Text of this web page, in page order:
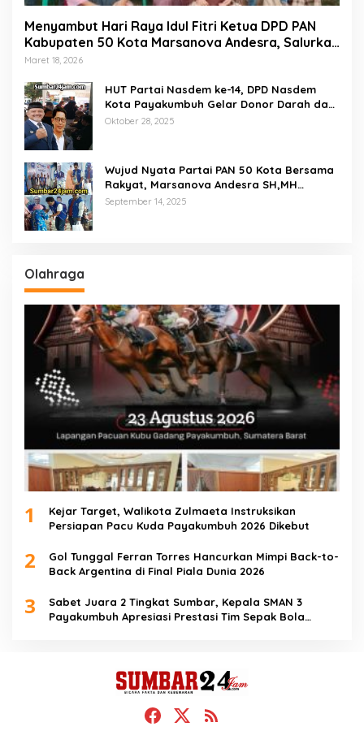
Menyambut Hari Raya Idul Fitri Ketua DPD PAN
Kabupaten 50 Kota Marsanova Andesra, Salurkan
Empat Ton Bantuan Beras Untuk Masyarakat
Maret 18, 2026
HUT Partai Nasdem ke-14, DPD Nasdem
Kota Payakumbuh Gelar Donor Darah dan
Pemeriksaan Kesehatan Gratis
Oktober 28, 2025
Wujud Nyata Partai PAN 50 Kota Bersama
Rakyat, Marsanova Andesra SH,MH
Salurkan 600 Karung Beras Untuk
September 14, 2025
Olahraga
1
Kejar Target, Walikota Zulmaeta Instruksikan
Persiapan Pacu Kuda Payakumbuh 2026 Dikebut
2
Gol Tunggal Ferran Torres Hancurkan Mimpi Back-to-
Back Argentina di Final Piala Dunia 2026
3
Sabet Juara 2 Tingkat Sumbar, Kepala SMAN 3
Payakumbuh Apresiasi Prestasi Tim Sepak Bola